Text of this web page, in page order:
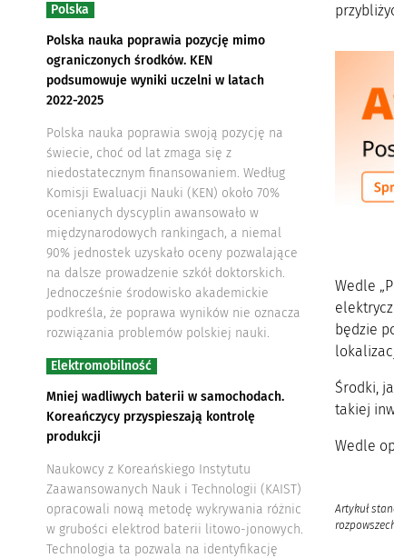
Polska
Polska nauka poprawia pozycję mimo
ograniczonych środków. KEN
podsumowuje wyniki uczelni w latach
2022-2025
Polska nauka poprawia swoją pozycję na
świecie, choć od lat zmaga się z
niedostatecznym finansowaniem. Według
Komisji Ewaluacji Nauki (KEN) około 70%
ocenianych dyscyplin awansowało w
międzynarodowych rankingach, a niemal
90% jednostek uzyskało oceny pozwalające
na dalsze prowadzenie szkół doktorskich.
Jednocześnie środowisko akademickie
podkreśla, że poprawa wyników nie oznacza
rozwiązania problemów polskiej nauki.
Elektromobilność
Mniej wadliwych baterii w samochodach.
Koreańczycy przyspieszają kontrolę
produkcji
Naukowcy z Koreańskiego Instytutu
Zaawansowanych Nauk i Technologii (KAIST)
opracowali nową metodę wykrywania różnic
w grubości elektrod baterii litowo-jonowych.
Technologia ta pozwala na identyfikację
Wedle
będzie
Środki,
takiej
Wedle
Artykuł